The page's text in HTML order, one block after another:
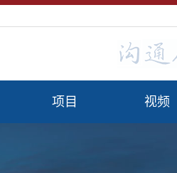
项目 视频